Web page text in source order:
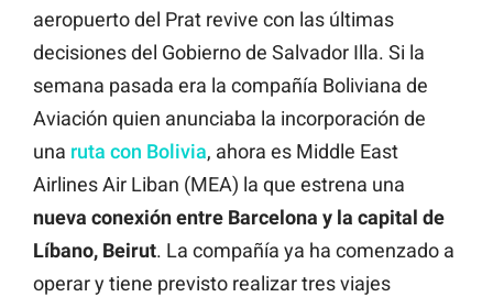
aeropuerto del Prat revive con las últimas
decisiones del Gobierno de Salvador Illa. Si la
semana pasada era la compañía Boliviana de
Aviación quien anunciaba la incorporación de
una ruta con Bolivia, ahora es Middle East
Airlines Air Liban (MEA) la que estrena una
nueva conexión entre Barcelona y la capital de
Líbano, Beirut. La compañía ya ha comenzado a
operar y tiene previsto realizar tres viajes